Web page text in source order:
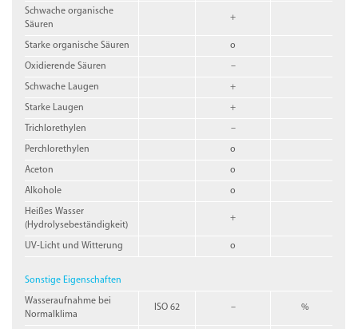
Schwache organische
Säuren
+
Starke organische Säuren o
Oxidierende Säuren –
Schwache Laugen +
Starke Laugen +
Trichlorethylen –
Perchlorethylen o
Aceton o
Alkohole o
Heißes Wasser
(Hydrolysebeständigkeit)
+
UV-Licht und Witterung o
Sonstige Eigenschaften
Wasseraufnahme bei
Normalklima
ISO 62 – %